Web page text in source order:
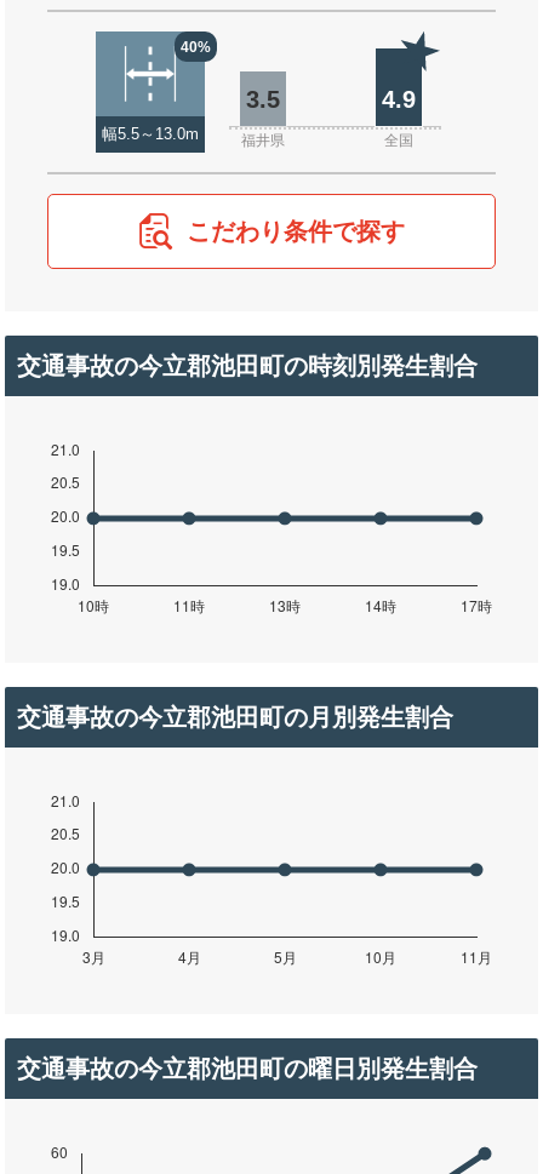
40%
幅5.5～13.0m
3.5 4.9
福井県 全国
こだわり条件で探す
交通事故の今立郡池田町の時刻別発生割合
交通事故の今立郡池田町の月別発生割合
交通事故の今立郡池田町の曜日別発生割合